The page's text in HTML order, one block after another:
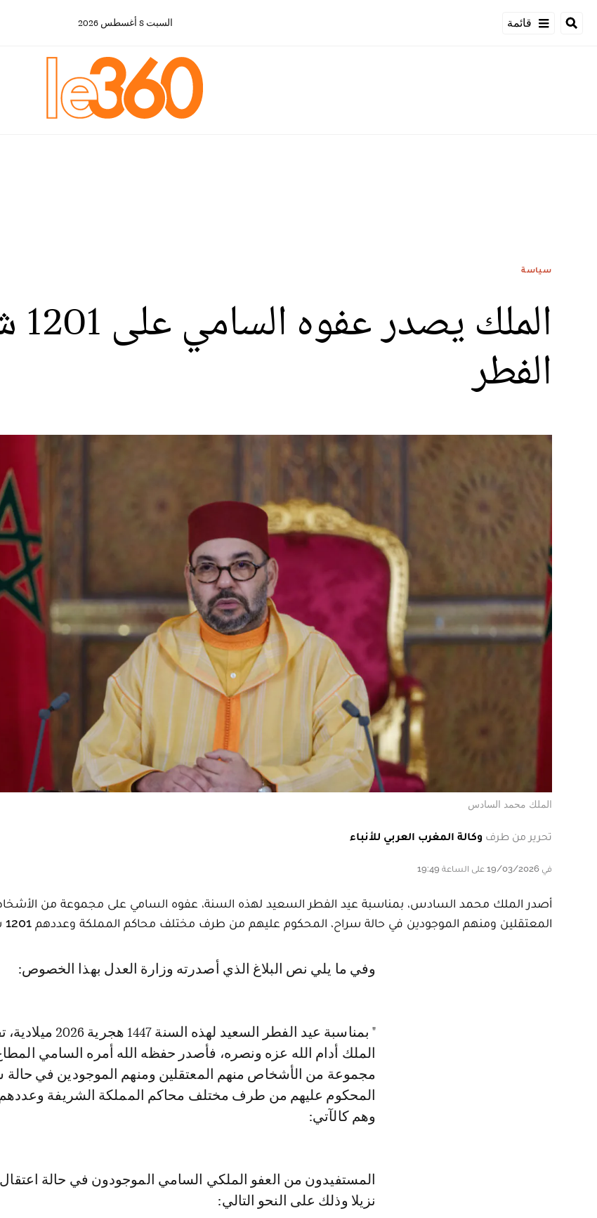
قائمة السبت 8 أغسطس 2026
سياسة
الفطر
الملك محمد السادس
تحرير من طرف وكالة المغرب العربي للأنباء
في 19/03/2026 على الساعة 19:49
أصدر الملك محمد السادس، بمناسبة عيد الفطر السعيد لهذه السنة، عفوه السامي على مجموعة من
المعتقلين ومنهم الموجودين في حالة سراح، المحكوم عليهم من طرف مختلف محاكم المملكة وعددهم 1201 شخصا.
وفي ما يلي نص البلاغ الذي أصدرته وزارة العدل بهذا الخصوص:
" بمناسبة عيد الفطر السعيد لهذه
الملك أدام الله عزه ونصره، فأصدر حفظه الله أمره السامي
مجموعة من الأشخاص منهم المعتقلين ومنهم الموجودين في حالة
وهم كالآتي:
نزيلا وذلك على النحو التالي: